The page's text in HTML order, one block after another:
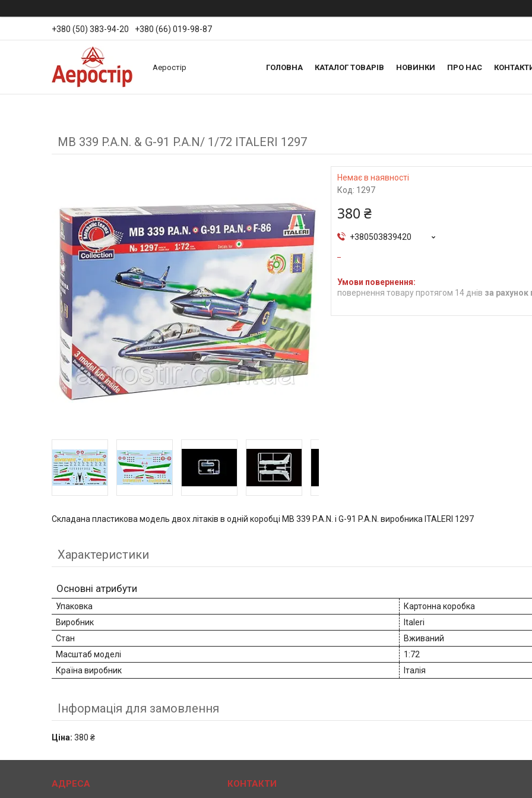
+380 (50) 383-94-20 +380 (66) 019-98-87
Аеростір ГОЛОВНА КАТАЛОГ ТОВАРІВ НОВИНКИ ПРО НАС
MB 339 P.A.N. & G-91 P.A.N/ 1/72 ITALERI 1297
Немає в наявності
Код: 1297
380 ₴
+380503839420
повернення товару протягом 14 днів за рахунок
Складана пластикова модель двох літаків в одній коробці MB 339 P.A.N. і G-91 P.A.N. виробника ITALERI 1297
Характеристики
Основні атрибути
Упаковка
Картонна коробка
Виробник
Italeri
Стан
Вживаний
Масштаб моделі
1:72
Країна виробник
Італія
Інформація для замовлення
Ціна: 380 ₴